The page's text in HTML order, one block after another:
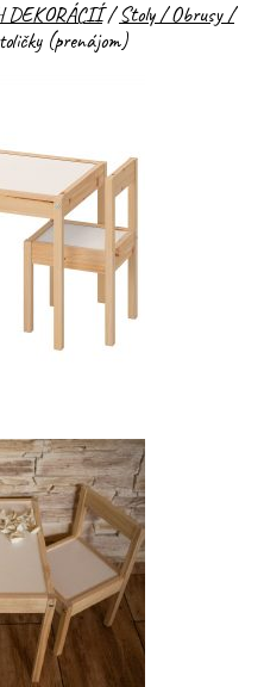
DEKORÁCIÍ/Stoly / Obrusy /
(prenájom)